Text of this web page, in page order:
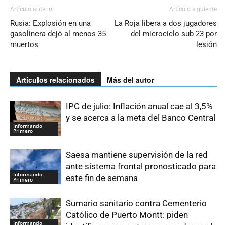
Artículo anterior
Rusia: Explosión en una
gasolinera dejó al menos 35
muertos
Artículo siguiente
La Roja libera a dos jugadores
del microciclo sub 23 por
lesión
Artículos relacionados Más del autor
Informando
Primero
IPC de julio: Inflación anual cae al 3,5%
y se acerca a la meta del Banco Central
Informando
Primero
Saesa mantiene supervisión de la red
ante sistema frontal pronosticado para
este fin de semana
Informando
Sumario sanitario contra Cementerio
Católico de Puerto Montt: piden